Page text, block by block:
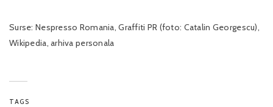
Surse: Nespresso Romania, Graffiti PR (foto: Catalin Georgescu),
Wikipedia, arhiva personala
TAGS